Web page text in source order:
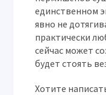
единственном
явно не
практически
сейчас может
будет стоять
Хотите